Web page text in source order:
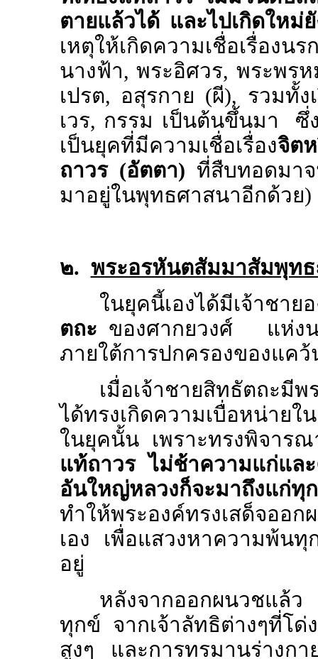
ตายแล้วได้ และไปเกิดใหม่
เหตุให้เกิดความเชื่อเรื่อ
นางฟ้า, พระอิศวร, พระพร
เปรต, อสุรกาย (ผี), รวมทั้
เวร, กรรม เป็นต้นขึ้นมา ซึ่
เป็นยุคที่มีความเชื่อเรื่องจิต
ถาวร (อัตตา) ที่สืบทอดมา
มาอยู่ในพุทธศาสนาอีกด้วย)
๒. พระอรหันตสัมมาสัมพุทธ
ในยุคนี้เองได้มีเจ้าชา
ตถะ ของศากยวงศ์ แห่งน
ภายใต้การปกครองของแค
เมื่อเจ้าชายสิทธัตถะ
ได้ทรงเกิดความเบื่อหน่ายใ
ในยุคนั้น เพราะทรงพิจารณ
แท้ถาวร ไม่ช้าความแก่แล
อันใหญ่หลวงก็จะมาถึงแก่ทุ
ทำให้พระองค์ทรงเสด็จออ
เอง เพื่อแสวงหาความพ้น
อยู่
หลังจากออกผนวชแล้
ทุกข์ จากเจ้าลัทธิต่างๆที่โ
สูงๆ และการทรมานร่างก